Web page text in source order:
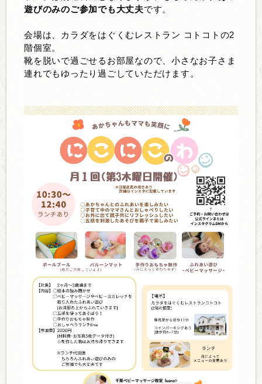
遊びのみのご参加でも大丈夫です。
会場は、カラダをはぐくむレストラン コトコトの2
階個室。
靴を脱いで過ごせるお部屋なので、小さなお子さま
連れでもゆったり過ごしていただけます。